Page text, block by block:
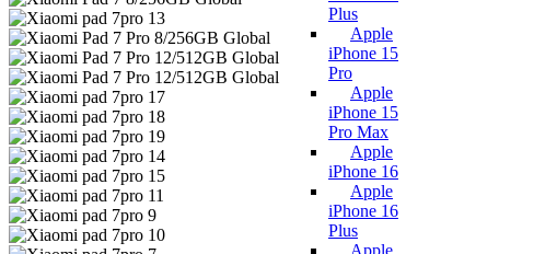
Plus
Apple
iPhone 15
Pro
Apple
iPhone 15
Pro Max
Apple
iPhone 16
Apple
iPhone 16
Plus
Apple